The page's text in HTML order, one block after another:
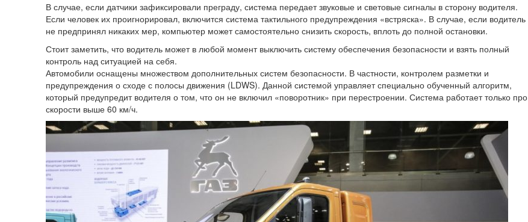
В случае, если датчики зафиксировали преграду, система передает звуковые и световые сигналы в сторону водителя.
Если человек их проигнорировал, включится система тактильного предупреждения «встряска». В случае, если водитель
не предпринял никаких мер, компьютер может самостоятельно снизить скорость, вплоть до полной остановки.
Стоит заметить, что водитель может в любой момент выключить систему обеспечения безопасности и взять полный
контроль над ситуацией на себя.
Автомобили оснащены множеством дополнительных систем безопасности. В частности, контролем разметки и
предупреждения о сходе с полосы движения (LDWS). Данной системой управляет специально обученный алгоритм,
который предупредит водителя о том, что он не включил «поворотник» при перестроении. Система работает только про
скорости выше 60 км/ч.